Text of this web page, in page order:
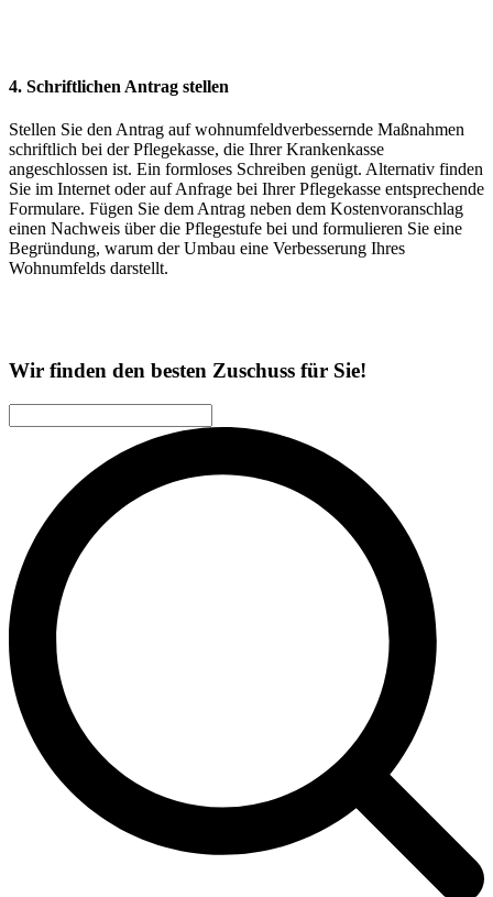
4. Schriftlichen Antrag stellen
Stellen Sie den Antrag auf wohnumfeldverbessernde Maßnahmen
schriftlich bei der Pflegekasse, die Ihrer Krankenkasse
angeschlossen ist. Ein formloses Schreiben genügt. Alternativ finden
Sie im Internet oder auf Anfrage bei Ihrer Pflegekasse entsprechende
Formulare. Fügen Sie dem Antrag neben dem Kostenvoranschlag
einen Nachweis über die Pflegestufe bei und formulieren Sie eine
Begründung, warum der Umbau eine Verbesserung Ihres
Wohnumfelds darstellt.
Wir finden den besten Zuschuss für Sie!